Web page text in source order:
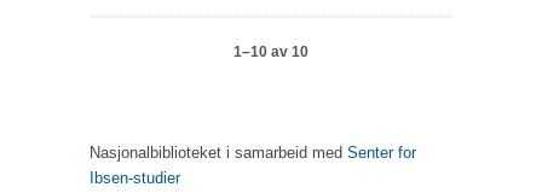
1–10 av 10
Nasjonalbiblioteket i samarbeid med Senter for
Ibsen-studier